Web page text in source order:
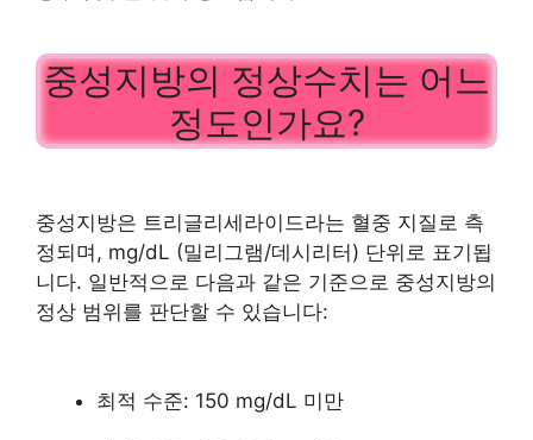
중성지방의 정상수치는 어느
정도인가요?
중성지방은 트리글리세라이드라는 혈중 지질로 측
정되며, mg/dL (밀리그램/데시리터) 단위로 표기됩
니다. 일반적으로 다음과 같은 기준으로 중성지방의
정상 범위를 판단할 수 있습니다:
최적 수준: 150 mg/dL 미만